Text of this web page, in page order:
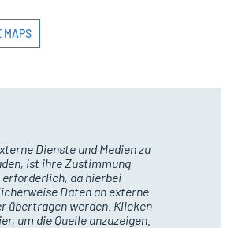
MAPS
Dienste und Medien zu
ist ihre Zustimmung
erforderlich, da hierbei
Daten an externe
übertragen werden. Klicken
um die Quelle anzuzeigen.